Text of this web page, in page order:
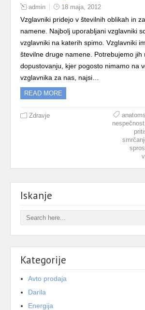
admin 18 maja, 2012
Vzglavniki pridejo v številnih oblikah in
namene. Najbolj uporabljani vzglavniki
vzglavniki na katerih spimo. Vzglavniki
številne druge namene. Potrebujemo jih
dopustovanju, kjer pogosto nimamo na
vzglavnika za nas, najsi…
READ MORE
Zdravje
nespečnost,
Iskanje
Kategorije
Avto prodaja
Darila
Energija